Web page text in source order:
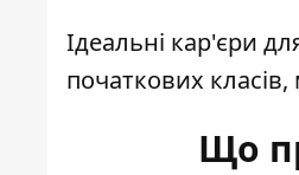
Ідеальні кар'єри
початкових
Що